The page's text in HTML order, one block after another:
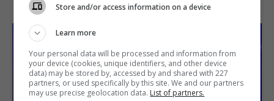
Store and/or access information on a device
Learn more
Your personal data will be processed and information from
your device (cookies, unique identifiers, and other device
data) may be stored by, accessed by and shared with 227
partners, or used specifically by this site. We and our partners
may use precise geolocation data. List of partners.